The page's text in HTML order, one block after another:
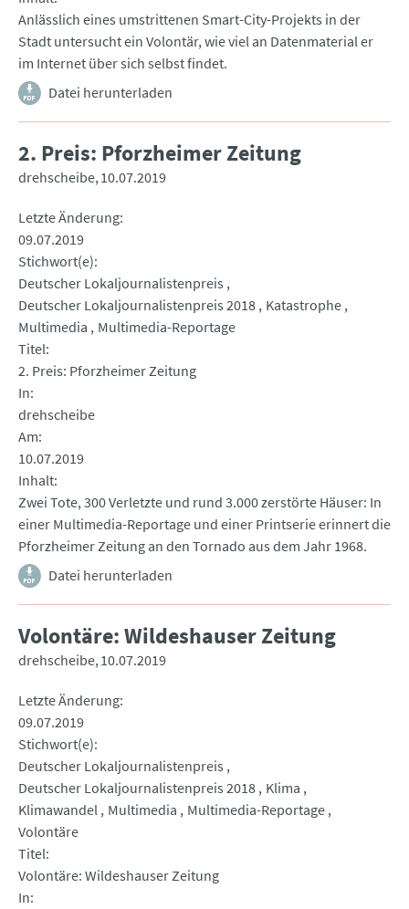
Anlässlich eines umstrittenen Smart-City-Projekts in der
Stadt untersucht ein Volontär, wie viel an Datenmaterial er
im Internet über sich selbst findet.
Datei herunterladen
2. Preis: Pforzheimer Zeitung
drehscheibe 10.07.2019
Letzte Änderung
09.07.2019
Stichwort(e)
Deutscher Lokaljournalistenpreis
Deutscher Lokaljournalistenpreis 2018 Katastrophe
Multimedia
Multimedia-Reportage
Titel
2. Preis: Pforzheimer Zeitung
In
drehscheibe
Am
10.07.2019
Inhalt
Zwei Tote, 300 Verletzte und rund 3.000 zerstörte Häuser: In
einer Multimedia-Reportage und einer Printserie erinnert die
Pforzheimer Zeitung an den Tornado aus dem Jahr 1968.
Datei herunterladen
Volontäre: Wildeshauser Zeitung
drehscheibe 10.07.2019
Letzte Änderung
09.07.2019
Stichwort(e)
Deutscher Lokaljournalistenpreis
Deutscher Lokaljournalistenpreis 2018 Klima
Klimawandel Multimedia
Multimedia-Reportage
Volontäre
Titel
Volontäre: Wildeshauser Zeitung
In